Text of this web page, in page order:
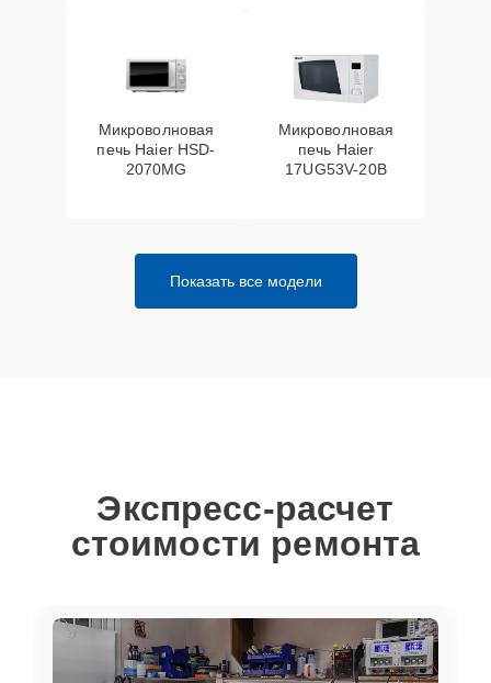
Микроволновая
печь Haier HSD-
2070MG
Микроволновая
печь Haier
17UG53V-20B
Показать все модели
Экспресс-расчет
стоимости ремонта